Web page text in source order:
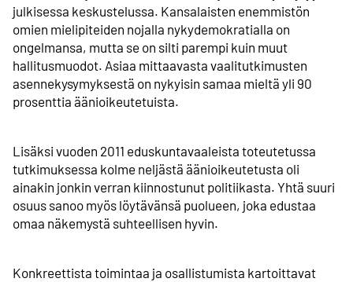
julkisessa keskustelussa. Kansalaisten enemmistön
omien mielipiteiden nojalla nykydemokratialla on
ongelmansa, mutta se on silti parempi kuin muut
hallitusmuodot. Asiaa mittaavasta vaalitutkimusten
asennekysymyksestä on nykyisin samaa mieltä yli 90
prosenttia äänioikeutetuista.
Lisäksi vuoden 2011 eduskunta­vaaleista toteutetussa
tutkimuksessa kolme neljästä äänioikeutetusta oli
ainakin jonkin verran kiinnostunut politiikasta. Yhtä suuri
osuus sanoo myös löytävänsä puolueen, joka edustaa
omaa näkemystä suhteellisen hyvin.
Konkreettista toimintaa ja osallistumista kartoittavat